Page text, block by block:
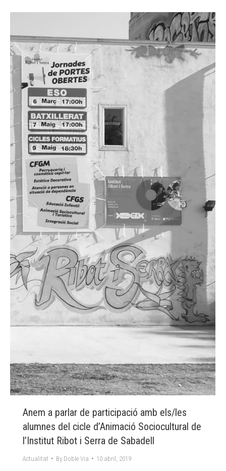
Anem a parlar de participació amb els/les
alumnes del cicle d’Animació Sociocultural de
l’Institut Ribot i Serra de Sabadell
Actualitat By Doble Via 10 abril, 2019